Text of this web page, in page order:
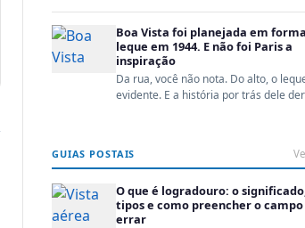
Boa Vista foi planejada em
leque em 1944. E não foi Paris a
inspiração
Da rua, você não nota. Do alto, o
evidente. E a história por trás dele
GUIAS POSTAIS
O que é logradouro: o
tipos e como preencher o campo
errar